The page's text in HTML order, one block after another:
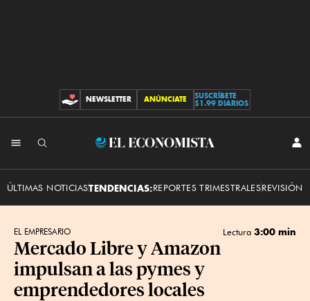
CONTRIBUCIONES
NEWSLETTER ANÚNCIATE
SUSCRÍBETE
$1.99 DIARIOS
El
ÚLTIMAS NOTICIASTENDENCIAS:REPORTES TRIMESTRALESREVISIÓN
EL EMPRESARIO Lectura 3:00 min
Mercado Libre y Amazon
impulsan a las pymes y
emprendedores locales